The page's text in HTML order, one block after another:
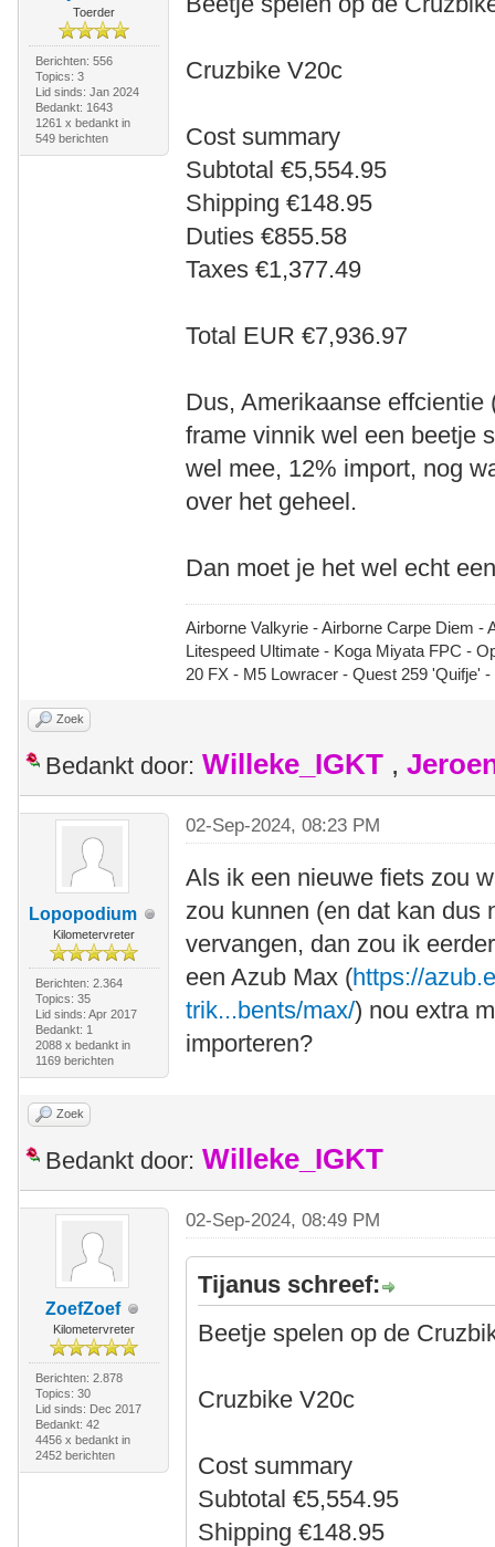
Toerder
Berichten: 556
Topics: 3
Lid sinds: Jan 2024
Bedankt: 1643
1261 x bedankt in
549 berichten
Cruzbike V20c
Cost summary
Subtotal €5,554.95
Shipping €148.95
Duties €855.58
Taxes €1,377.49
Total EUR €7,936.97
Dus, Amerikaanse
frame vinnik wel een beetje
wel mee, 12% import, nog
over het geheel.
Dan moet je het wel echt
Airborne Valkyrie - Airborne Carpe Diem -
Litespeed Ultimate - Koga Miyata FPC -
20 FX - M5 Lowracer - Quest 259 'Quifje'
Zoek
Bedankt door: Willeke_IGKT ,
Lopopodium
Kilometervreter
Berichten: 2.364
Topics: 35
Lid sinds: Apr 2017
Bedankt: 1
2088 x bedankt in
1169 berichten
02-Sep-2024, 08:23 PM
Als ik een nieuwe fiets zou
zou kunnen (en dat kan dus
vervangen, dan zou ik
een Azub Max (https://
trik...bents/max/) nou extra
importeren?
Zoek
Bedankt door: Willeke_IGKT
ZoefZoef
Kilometervreter
Berichten: 2.878
Topics: 30
Lid sinds: Dec 2017
Bedankt: 42
4456 x bedankt in
2452 berichten
02-Sep-2024, 08:49 PM
Tijanus schreef:
Beetje spelen op de
Cruzbike V20c
Cost summary
Subtotal €5,554.95
Shipping €148.95